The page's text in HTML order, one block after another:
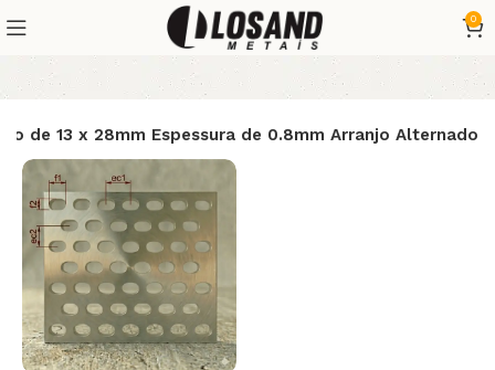
0
de 13 x 28mm Espessura de 0.8mm Arranjo Alternado